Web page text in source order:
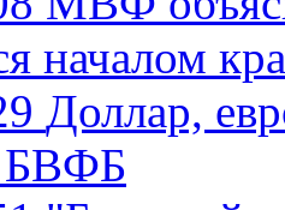
началом
Доллар,
БВФБ